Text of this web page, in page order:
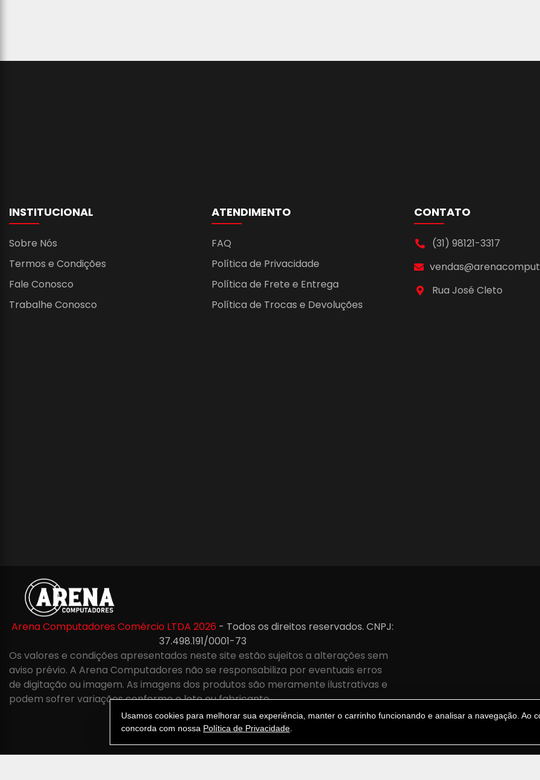
INSTITUCIONAL
Sobre Nós
Termos e Condições
Fale Conosco
Trabalhe Conosco
ATENDIMENTO
FAQ
Política de Privacidade
Política de Frete e Entrega
Política de Trocas e Devoluções
CONTATO
(31) 98121-3317
Rua José Cleto
Arena Computadores Comércio LTDA 2026 - Todos os direitos reservados. CNPJ:
37.498.191/0001-73
Os valores e condições apresentados neste site estão sujeitos a alterações sem
aviso prévio. A Arena Computadores não se responsabiliza por eventuais erros
de digitação ou imagem. As imagens dos produtos são meramente ilustrativas e
podem sofrer variações conforme o lote ou fabricante.
Usamos cookies para melhorar sua experiência, manter o carrinho funcionando e analisar a navegação. Ao
concorda com nossa Política de Privacidade